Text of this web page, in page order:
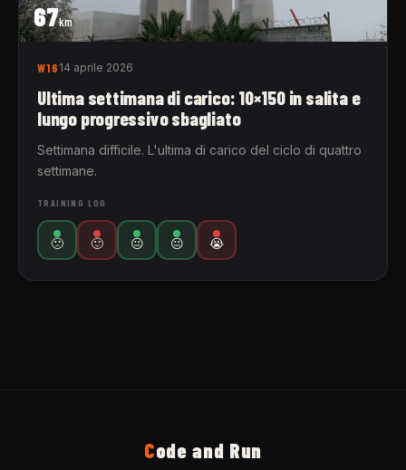
67km
W16 14 aprile 2026
Ultima settimana di carico: 10×150 in salita e
lungo progressivo sbagliato
Settimana difficile. L'ultima di carico del ciclo di quattro
settimane.
TRAINING LOG
🙁 🙂 😐 😐 😭
Code and Run